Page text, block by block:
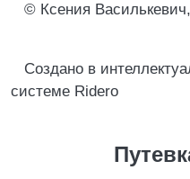
© Ксения
Создано в
системе Ridero